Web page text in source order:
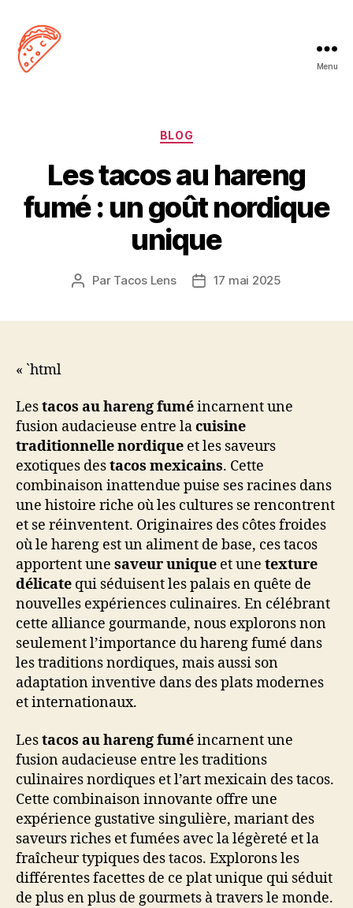
Menu
Catégories
BLOG
Les tacos au hareng
fumé : un goût nordique
unique
Auteur
Par Tacos Lens
Date17 mai 2025
« `html
Lestacos au hareng fuméincarnent une
fusion audacieuse entre lacuisine
traditionnelle nordique et les saveurs
exotiques destacos mexicains. Cette
combinaison inattendue puise ses racines dans
une histoire riche où les cultures se rencontrent
et se réinventent. Originaires des côtes froides
où le hareng est un aliment de base, ces tacos
apportent une saveur unique et une texture
délicate qui séduisent les palais en quête de
nouvelles expériences culinaires. En célébrant
cette alliance gourmande, nous explorons non
seulement l’importance du hareng fumé dans
les traditions nordiques, mais aussi son
adaptation inventive dans des plats modernes
et internationaux.
Lestacos au hareng fuméincarnent une
fusion audacieuse entre les traditions
culinaires nordiques et l’art mexicain des tacos.
Cette combinaison innovante offre une
expérience gustative singulière, mariant des
saveurs riches et fumées avec la légèreté et la
fraîcheur typiques des tacos. Explorons les
différentes facettes de ce plat unique qui séduit
de plus en plus de gourmets à travers le monde.